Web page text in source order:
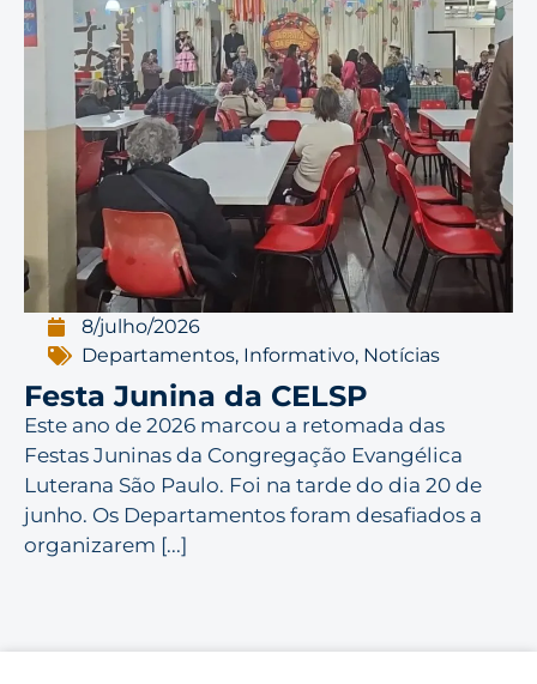
8/julho/2026
Departamentos, Informativo, Notícias
Festa Junina da CELSP
Este ano de 2026 marcou a retomada das
Festas Juninas da Congregação Evangélica
Luterana São Paulo. Foi na tarde do dia 20 de
junho. Os Departamentos foram desafiados a
organizarem [...]